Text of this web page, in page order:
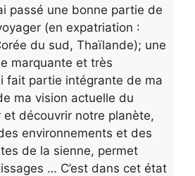
passé une bonne partie de
(en expatriation :
du sud, Thaïlande); une
marquante et très
fait partie intégrante de ma
ma vision actuelle du
et découvrir notre planète,
environnements et des
de la sienne, permet
… C’est dans cet état